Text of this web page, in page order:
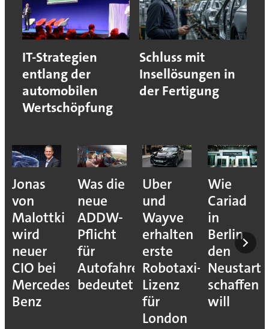
IT-Strategien
entlang der
automobilen
Wertschöpfung
Schluss mit
Insellösungen in
der Fertigung
Jonas
von
Malottki
wird
neuer
CIO bei
Mercedes-
Benz
Was die
neue
ADDW-
Pflicht
für
Autofahrer
bedeutet
Uber
und
Wayve
erhalten
erste
Robotaxi-
Lizenz
für
London
Wie
Cariad
in
Berlin
den
Neustart
schaffen
will